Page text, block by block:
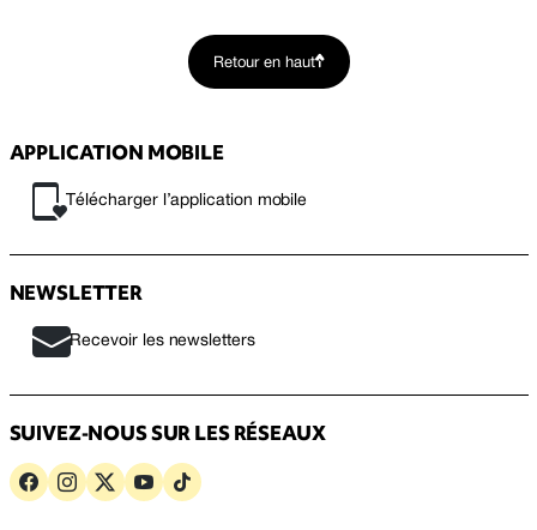
Retour en haut
APPLICATION MOBILE
Télécharger l’application mobile
NEWSLETTER
Recevoir les newsletters
SUIVEZ-NOUS SUR LES RÉSEAUX